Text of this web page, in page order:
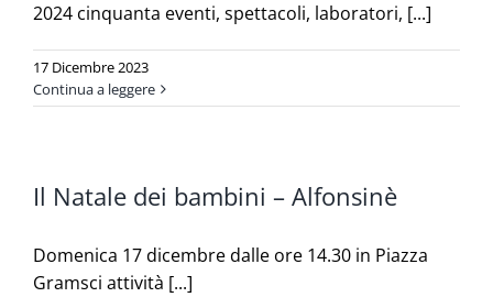
2024 cinquanta eventi, spettacoli, laboratori, [...]
17 Dicembre 2023
Continua a leggere
Il Natale dei bambini – Alfonsinè
Domenica 17 dicembre dalle ore 14.30 in Piazza
Gramsci attività [...]